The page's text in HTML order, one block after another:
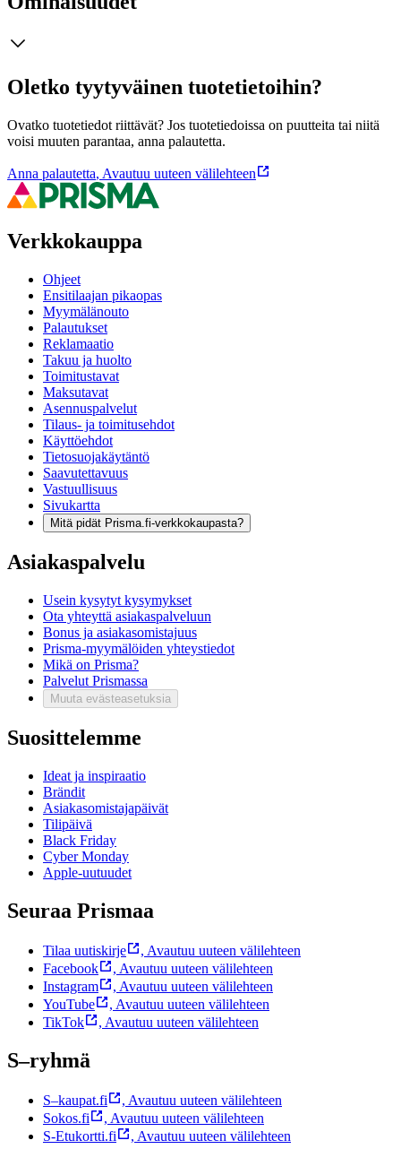
Oletko tyytyväinen tuotetietoihin?
Ovatko tuotetiedot riittävät? Jos tuotetiedoissa on puutteita tai niitä
voisi muuten parantaa, anna palautetta.
Anna palautetta, Avautuu uuteen välilehteen
Verkkokauppa
Ohjeet
Ensitilaajan pikaopas
Myymälänouto
Palautukset
Reklamaatio
Takuu ja huolto
Toimitustavat
Maksutavat
Asennuspalvelut
Tilaus- ja toimitusehdot
Käyttöehdot
Tietosuojakäytäntö
Saavutettavuus
Vastuullisuus
Sivukartta
Mitä pidät Prisma.fi-verkkokaupasta?
Asiakaspalvelu
Usein kysytyt kysymykset
Ota yhteyttä asiakaspalveluun
Bonus ja asiakasomistajuus
Prisma-myymälöiden yhteystiedot
Mikä on Prisma?
Palvelut Prismassa
Muuta evästeasetuksia
Suosittelemme
Ideat ja inspiraatio
Brändit
Asiakasomistajapäivät
Tilipäivä
Black Friday
Cyber Monday
Apple-uutuudet
Seuraa Prismaa
Tilaa uutiskirje , Avautuu uuteen välilehteen
Facebook
, Avautuu uuteen välilehteen
Instagram
, Avautuu uuteen välilehteen
YouTube
, Avautuu uuteen välilehteen
TikTok
, Avautuu uuteen välilehteen
S–ryhmä
S–kaupat.fi , Avautuu uuteen välilehteen
Sokos.fi
, Avautuu uuteen välilehteen
S-Etukortti.fi
, Avautuu uuteen välilehteen